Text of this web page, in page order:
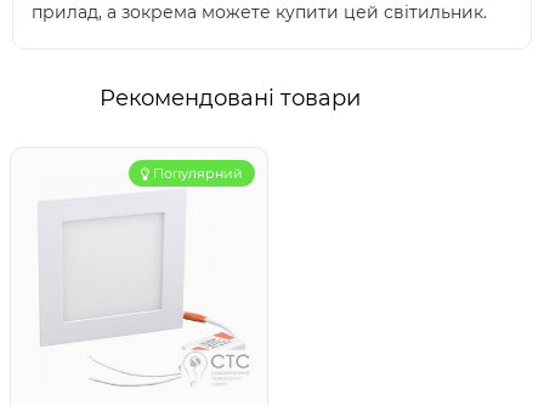
прилад, а зокрема можете купити цей світильник.
Рекомендовані товари
Популярний